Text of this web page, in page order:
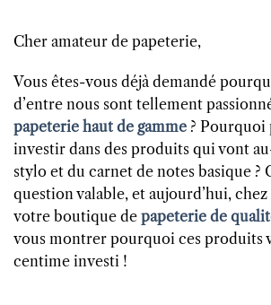
Cher amateur de papeterie,
Vous êtes-vous déjà demandé
d’entre nous sont tellement
papeterie haut de gamme ?
investir dans des produits qui vont
stylo et du carnet de notes basique ?
question valable, et aujourd’hui, chez
votre boutique de papeterie de
vous montrer pourquoi ces produits
centime investi !